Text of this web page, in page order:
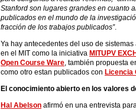
Stanford son lugares grandes en cuanto
publicados en el mundo de la
fracción de los trabajos publicados”.
Ya hay antecedentes del uso de
en el MIT como la iniciativa MITUPV
Open Course Ware, también propuesta
como otro estan publicados con Licencia
El conocimiento abierto en los valores
Hal Abelson afirmó en una entrevista